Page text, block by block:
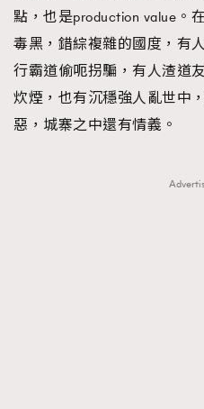
點，也是production value。
毒黑，錯綜複雜的國度，有
行霸道偷呃拐騙，有人渣道
炊煙，也有沉穩強人亂世中
惡，城寨之中還有情義。